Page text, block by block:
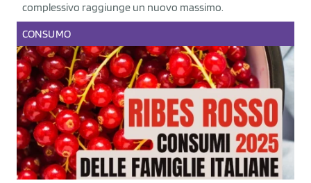
complessivo raggiunge un nuovo massimo.
CONSUMO